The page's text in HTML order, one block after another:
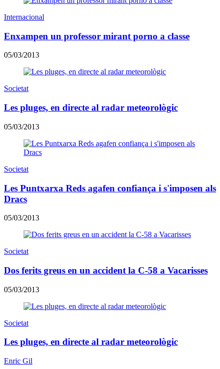
Internacional
Enxampen un professor mirant porno a classe
05/03/2013
Societat
Les pluges, en directe al radar meteorològic
05/03/2013
Societat
Les Puntxarxa Reds agafen confiança i s'imposen als
Dracs
05/03/2013
Societat
Dos ferits greus en un accident la C-58 a Vacarisses
05/03/2013
Societat
Les pluges, en directe al radar meteorològic
Enric Gil